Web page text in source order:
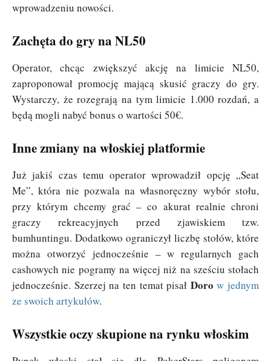
wprowadzeniu nowości.
Zachęta do gry na NL50
Operator, chcąc zwiększyć akcję na limicie NL50,
zaproponował promocję mającą skusić graczy do gry.
Wystarczy, że rozegrają na tym limicie 1.000 rozdań, a
będą mogli nabyć bonus o wartości 50€.
Inne zmiany na włoskiej platformie
Już jakiś czas temu operator wprowadził opcję „Seat
Me”, która nie pozwala na własnoręczny wybór stołu,
przy którym chcemy grać – co akurat realnie chroni
graczy rekreacyjnych przed zjawiskiem tzw.
bumhuntingu. Dodatkowo ograniczył liczbę stołów, które
można otworzyć jednocześnie – w regularnych gach
cashowych nie pogramy na więcej niż na sześciu stołach
jednocześnie. Szerzej na ten temat pisał Doro w jednym
ze swoich artykułów.
Wszystkie oczy skupione na rynku włoskim